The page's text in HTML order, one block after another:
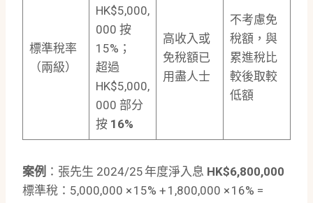
標準稅率
（兩級）
HK$5,000,
000 按
15%；
超過
HK$5,000,
000 部分
按 16%
高收入或
免稅額已
用盡人士
不考慮免
稅額，與
累進稅比
較後取較
低額
案例 ：張先生 2024/25 年度淨入息 HK$6,800,000
標準稅：5,000,000 × 15% + 1,800,000 × 16% =